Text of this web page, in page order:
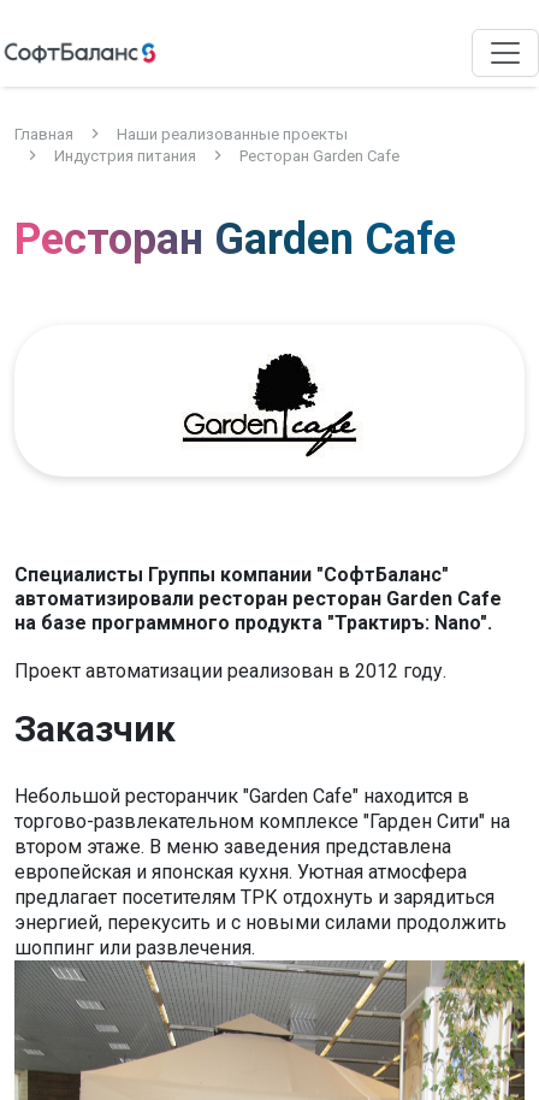
Главная
Наши реализованные проекты
Индустрия питания
Ресторан Garden Cafe
Ресторан Garden Cafe
Специалисты Группы компании "СофтБаланс"
автоматизировали ресторан ресторан Garden Cafe
на базе программного продукта "Трактиръ: Nano".
Проект автоматизации реализован в 2012 году.
Заказчик
Небольшой ресторанчик "Garden Cafe" находится в
торгово-развлекательном комплексе "Гарден Сити" на
втором этаже. В меню заведения представлена
европейская и японская кухня. Уютная атмосфера
предлагает посетителям ТРК отдохнуть и зарядиться
энергией, перекусить и с новыми силами продолжить
шоппинг или развлечения.